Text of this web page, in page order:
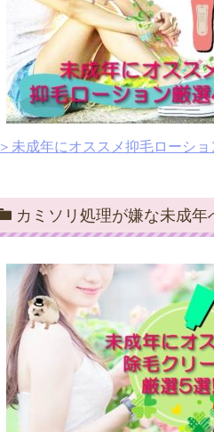
＞未成年にオススメ抑毛ローショ
カミソリ処理が嫌な未成年